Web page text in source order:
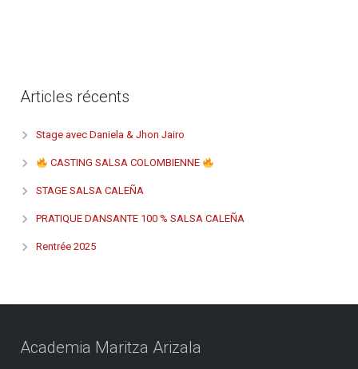
Articles récents
Stage avec Daniela & Jhon Jairo
CASTING SALSA COLOMBIENNE
STAGE SALSA CALEÑA
PRATIQUE DANSANTE 100 % SALSA CALEÑA
Rentrée 2025
Academia Maritza Arizala